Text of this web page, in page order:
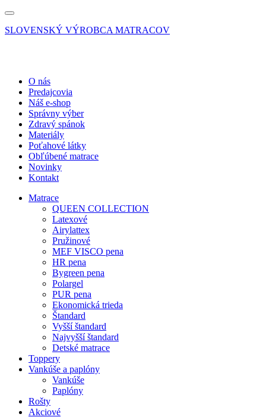
SLOVENSKÝ VÝROBCA MATRACOV
O nás
Predajcovia
Náš e-shop
Správny výber
Zdravý spánok
Materiály
Poťahové látky
Obľúbené matrace
Novinky
Kontakt
Matrace
QUEEN COLLECTION
Latexové
Airylattex
Pružinové
MEF VISCO pena
HR pena
Bygreen pena
Polargel
PUR pena
Ekonomická trieda
Štandard
Vyšší štandard
Najvyšší štandard
Detské matrace
Toppery
Vankúše a paplóny
Vankúše
Paplóny
Rošty
Akciové